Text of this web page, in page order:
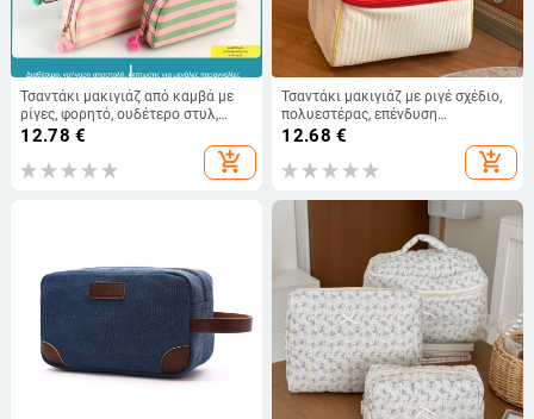
Τσαντάκι μακιγιάζ από καμβά με
ρίγες, φορητό, ουδέτερο στυλ,
εσωτερική επένδυση από
πολυεστέρα, καθημερινή χρήση
12.78 €
add_shopping_cart
Τσαντάκι μακιγιάζ με ριγέ σχέδιο,
πολυεστέρας, επένδυση
πολυεστέρα, αναπνεύσιμη και
12.68 €
add_shopping_cart